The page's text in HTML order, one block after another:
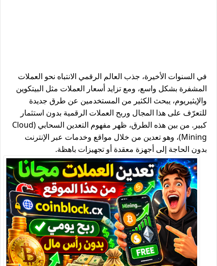
في السنوات الأخيرة، جذب العالم الرقمي الانتباه نحو العملات
المشفرة بشكل واسع، ومع تزايد أسعار العملات مثل البيتكوين
والإيثيريوم، يبحث الكثير من المستخدمين عن طرق جديدة
للتعرّف على هذا المجال وربح العملات الرقمية بدون استثمار
كبير. من بين هذه الطرق، ظهر مفهوم
التعدين السحابي (Cloud
Mining) ، وهو تعدين من خلال مواقع وخدمات عبر الإنترنت
بدون الحاجة إلى أجهزة معقدة أو تجهيزات باهظة.